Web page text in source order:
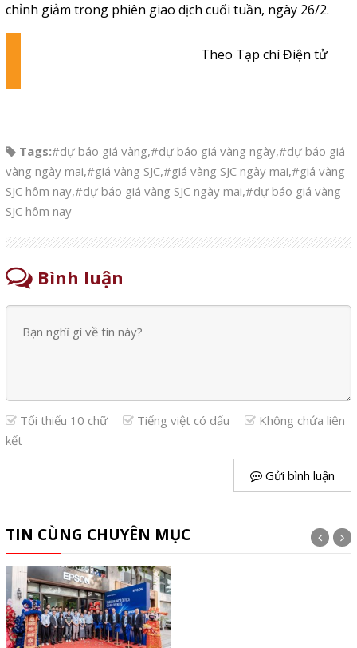
chỉnh giảm trong phiên giao dịch cuối tuần, ngày 26/2.
Theo Tạp chí Điện tử
Tags:#dự báo giá vàng,#dự báo giá vàng ngày,#dự báo giá
vàng ngày mai,#giá vàng SJC,#giá vàng SJC ngày mai,#giá vàng
SJC hôm nay,#dự báo giá vàng SJC ngày mai,#dự báo giá vàng
SJC hôm nay
Bình luận
Tối thiểu 10 chữ Tiếng việt có dấu
Không chứa liên
kết
Gửi bình luận
TIN CÙNG CHUYÊN MỤC